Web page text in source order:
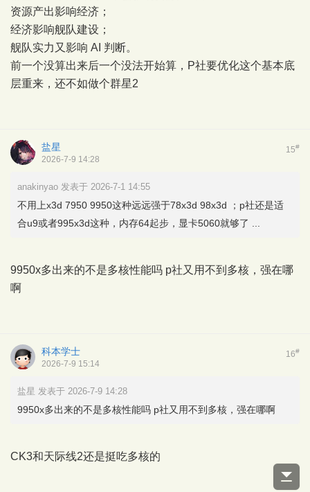
资源产出影响经济；
经济影响舰队建设；
舰队实力又影响 AI 判断。
前一个没算出来后一个没法开始算，P社要优化这个基本底
层重来，还不如做个群星2
15#
盐星
2026-7-9 14:28
anakinyao 发表于 2026-7-1 14:55
不用上x3d 7950 9950这种远远强于78x3d 98x3d ；p社还是适
合u9或者995x3d这种，内存64起步，显卡5060就够了 ...
9950x多出来的不是多核性能吗 p社又用不到多核，强在哪
啊
16#
科本学士
2026-7-9 15:14
盐星 发表于 2026-7-9 14:28
9950x多出来的不是多核性能吗 p社又用不到多核，强在哪啊
CK3和天际线2还是挺吃多核的